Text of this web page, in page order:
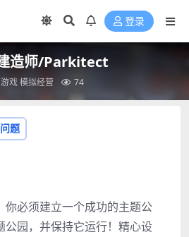
登录
造师/Parkitect
戏模拟经营 74
题
你必须建立一个成功的主题公
公园，并保持它运行！精心设